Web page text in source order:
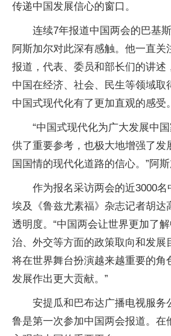
传递中国发展信心的窗口。
连续7年报道中国两会的巴基
阿斯加尔对此深有感触。他一直关
报道，代表、委员和部长们的讲述
中国在经济、社会、民生等领域取
中国式现代化有了更加直观的感受。
“中国式现代化为广大发展中
供了重要参考，也极大地增强了发
国国情的现代化道路的信心。”阿斯
作为报名采访两会的近3000名
埃及《鲁兹尤素福》杂志记者胡达
透明度。“中国两会让世界更加了
治、外交等方面的政策取向和发展
将在世界舞台扮演越来越重要的角
发展作出更大贡献。”
安提瓜和巴布达广播电视服务
鲁是第一次参加中国两会报道。在